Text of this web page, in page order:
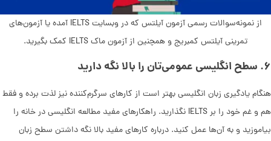
از نمونه‌سوالات رسمی آزمون آیلتس که در وبسایت IELTS آمده یا آزمون‌های
تمرینی آیلتس کمبریج و همچنین از آزمون ماک IELTS کمک بگیرید.
۶. سطح انگلیسی عمومی‌تان را بالا نگه دارید
هنگام یادگیری زبان انگلیسی بهتر است از کارهای سرگرم‌‌کننده نیز لذت برده و فقط
هم و غم خود را بر IELTS نگذارید. راهکارهای مفید مطالعه انگلیسی در خانه را
بیاموزید و به آن‌ها عمل کنید. درباره کارهای مفید بالا نگه داشتن سطح زبان